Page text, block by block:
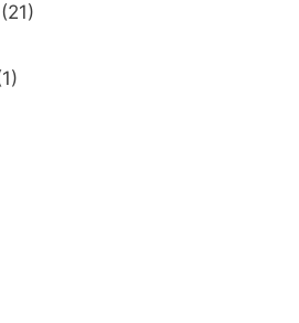
(21)